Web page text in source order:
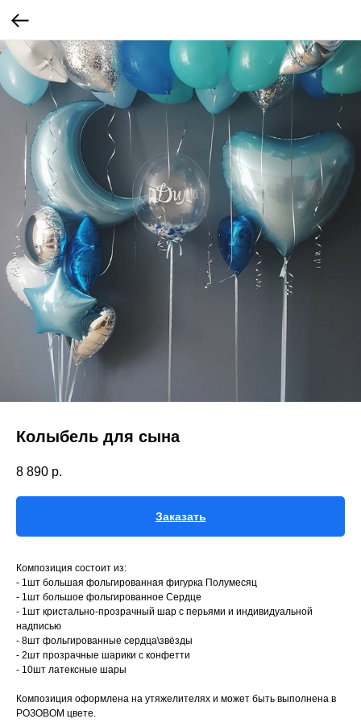
Колыбель для сына
8 890 р.
Заказать
Композиция состоит из:
- 1шт большая фольгированная фигурка Полумесяц
- 1шт большое фольгированное Сердце
- 1шт кристально-прозрачный шар с перьями и индивидуальной
надписью
- 8шт фольгированные сердца\звёзды
- 2шт прозрачные шарики с конфетти
- 10шт латексные шары
Композиция оформлена на утяжелителях и может быть выполнена в
РОЗОВОМ цвете.